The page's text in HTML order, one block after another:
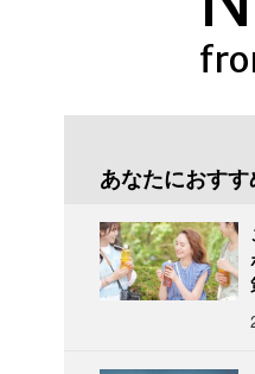
あなたにおすす